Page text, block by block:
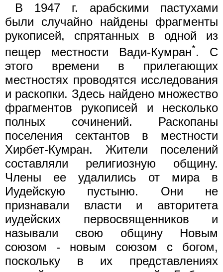
В 1947 г. арабскими пастухами
были случайно найдены фрагменты
рукописей, спрятанных в одной из
пещер местности Вади-Кумран*. С
этого времени в прилегающих
местностях проводятся исследования
и раскопки. Здесь найдено множество
фрагментов рукописей и несколько
полных сочинений. Раскопаны
поселения сектантов в местности
Хирбет-Кумран. Жители поселений
составляли религиозную общину.
Члены ее удалились от мира в
Иудейскую пустыню. Они не
признавали власти и авторитета
иудейских первосвященников и
называли свою общину Новым
союзом - новым союзом с богом,
поскольку в их представлениях